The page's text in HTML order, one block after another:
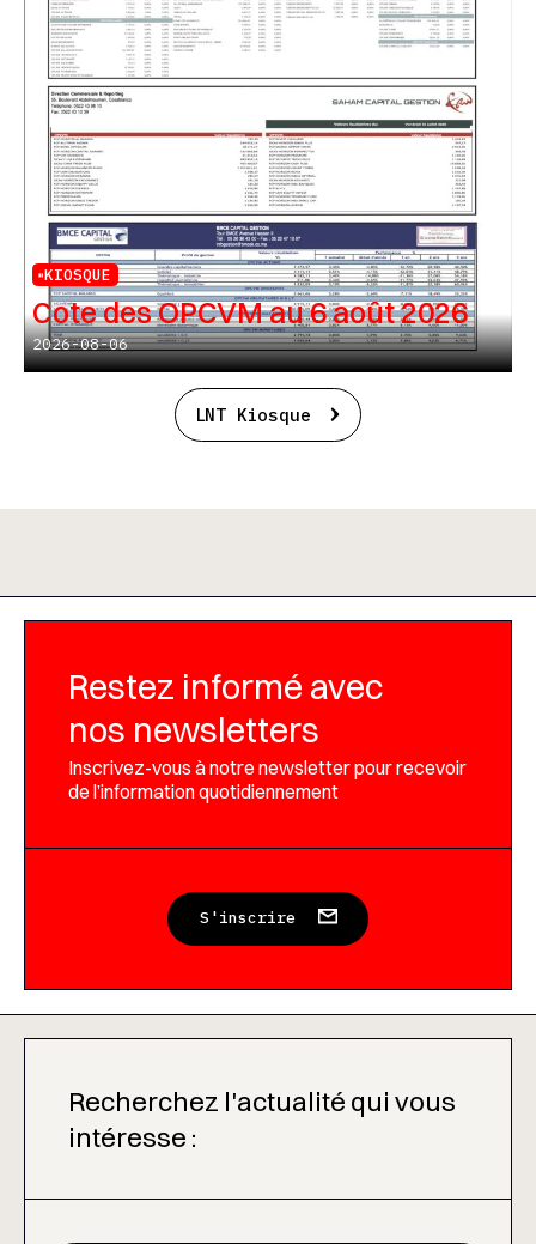
KIOSQUE
Cote des OPCVM au 6 août 2026
2026-08-06
LNT Kiosque
Restez informé avec
nos newsletters
Inscrivez-vous à notre newsletter pour recevoir
de l’information quotidiennement
S'inscrire
Recherchez l'actualité qui vous
intéresse :